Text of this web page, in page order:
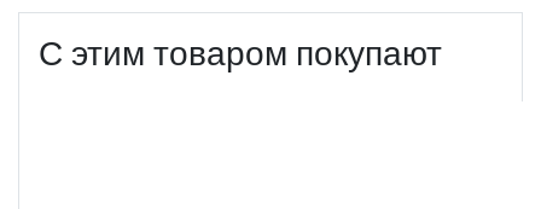
С этим товаром покупают